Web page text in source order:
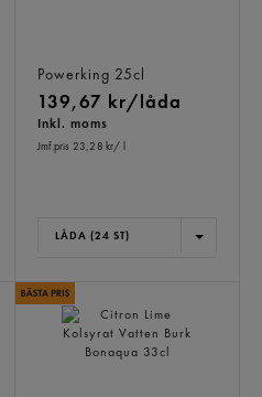
Powerking 25cl
139,67 kr/låda
Inkl. moms
Jmf.pris 23,28 kr/ l
LÅDA (24 ST)